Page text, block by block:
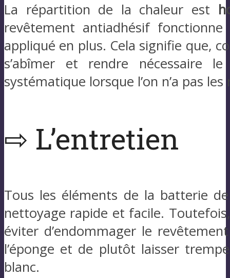
La répartition de la chaleur est
revêtement antiadhésif
appliqué en plus. Cela signifie que,
s’abîmer et rendre nécessaire
systématique lorsque l’on n’a pas
⇨ L’entretien
Tous les éléments de la batterie
nettoyage rapide et facile.
éviter d’endommager le
l’éponge et de plutôt laisser
blanc.